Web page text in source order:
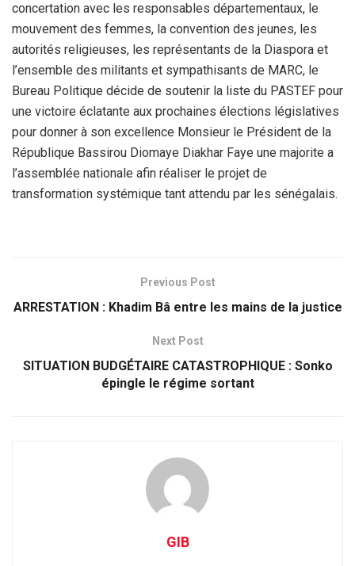
concertation avec les responsables départementaux, le
mouvement des femmes, la convention des jeunes, les
autorités religieuses, les représentants de la Diaspora et
l’ensemble des militants et sympathisants de MARC, le
Bureau Politique décide de soutenir la liste du PASTEF pour
une victoire éclatante aux prochaines élections législatives
pour donner à son excellence Monsieur le Président de la
République Bassirou Diomaye Diakhar Faye une majorite a
l’assemblée nationale afin réaliser le projet de
transformation systémique tant attendu par les sénégalais.
Previous Post
ARRESTATION : Khadim Bâ entre les mains de la justice
Next Post
SITUATION BUDGÉTAIRE CATASTROPHIQUE : Sonko
épingle le régime sortant
GIB